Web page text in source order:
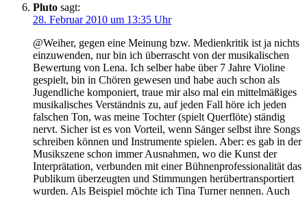
Pluto sagt:
28. Februar 2010 um 13:35 Uhr
@Weiher, gegen eine Meinung bzw. Medienkritik ist ja nichts
einzuwenden, nur bin ich überrascht von der musikalischen
Bewertung von Lena. Ich selber habe über 7 Jahre Violine
gespielt, bin in Chören gewesen und habe auch schon als
Jugendliche komponiert, traue mir also mal ein mittelmäßiges
musikalisches Verständnis zu, auf jeden Fall höre ich jeden
falschen Ton, was meine Tochter (spielt Querflöte) ständig
nervt. Sicher ist es von Vorteil, wenn Sänger selbst ihre Songs
schreiben können und Instrumente spielen. Aber: es gab in der
Musikszene schon immer Ausnahmen, wo die Kunst der
Interprätation, verbunden mit einer Bühnenprofessionalität das
Publikum überzeugten und Stimmungen herübertransportiert
wurden. Als Beispiel möchte ich Tina Turner nennen. Auch